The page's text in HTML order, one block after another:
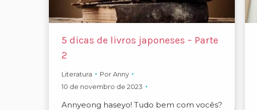
5 dicas de livros japoneses – Parte
2
Literatura PorAnny
10 de novembro de 2023
Annyeong haseyo! Tudo bem com vocês?